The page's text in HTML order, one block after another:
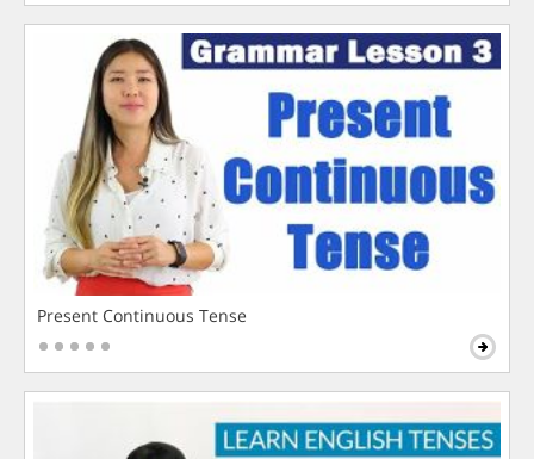
Present Continuous Tense